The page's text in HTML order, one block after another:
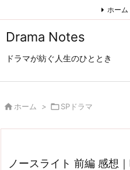
Drama Notes
ドラマが紡ぐ人生のひととき
ホーム
 ホーム > SPドラマ
ノースライト 前編 感想